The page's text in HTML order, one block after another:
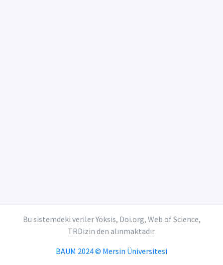
Bu sistemdeki veriler Yöksis, Doi.org, Web of Science,
TRDizin den alınmaktadır.
BAUM 2024 © Mersin Üniversitesi